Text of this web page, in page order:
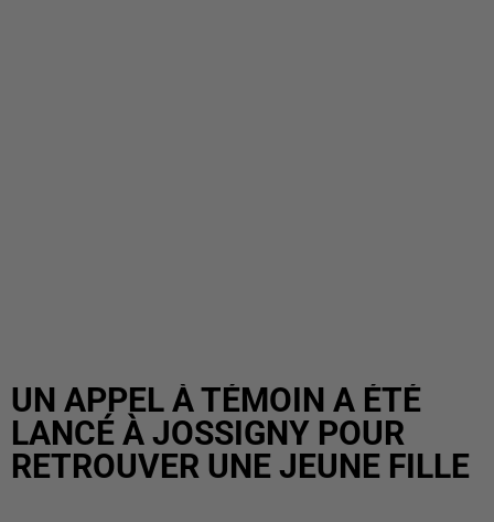
UN APPEL À TÉMOIN A ÉTÉ
LANCÉ À JOSSIGNY POUR
RETROUVER UNE JEUNE FILLE